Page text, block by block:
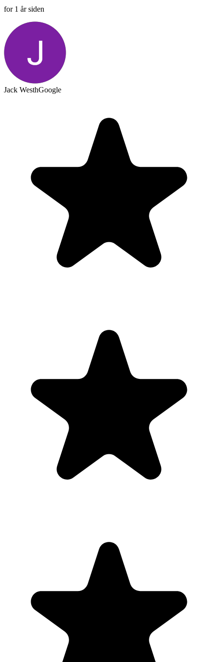
for 1 år siden
Jack WesthGoogle